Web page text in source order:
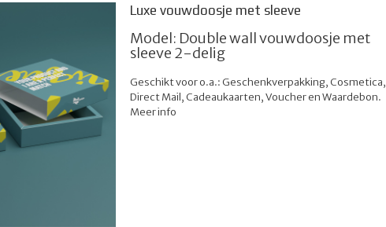
Luxe vouwdoosje met sleeve
Model: Double wall vouwdoosje met
sleeve 2-delig
Geschikt voor o.a.: Geschenkverpakking, Cosmetica,
Direct Mail, Cadeaukaarten, Voucher en Waardebon.
Meer info